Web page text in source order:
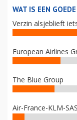
WAT IS EEN
Verzin alsjeblieft
European Airlines
The Blue Group
Air-France-KLM-